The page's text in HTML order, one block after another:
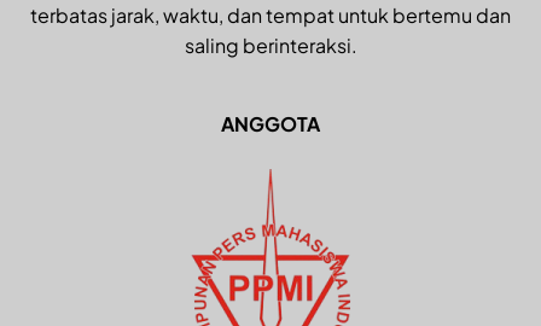
terbatas jarak, waktu, dan tempat untuk bertemu dan
saling berinteraksi.
ANGGOTA